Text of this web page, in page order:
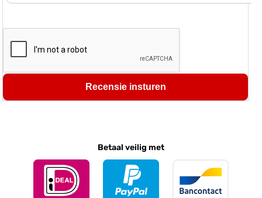
Recensie insturen
Betaal veilig met